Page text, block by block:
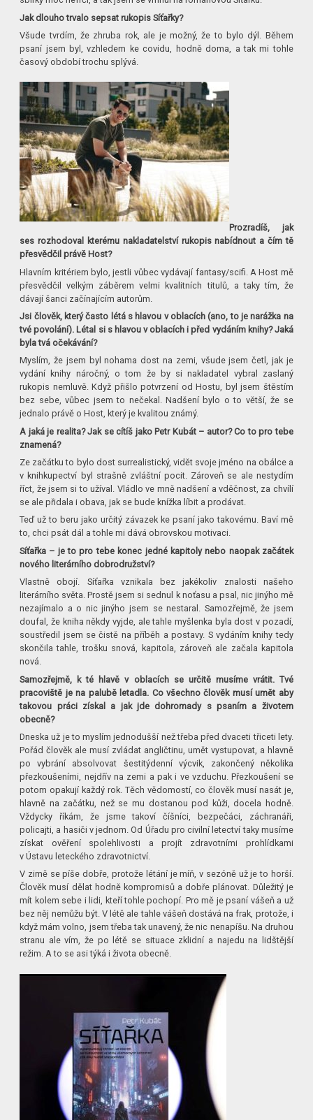
Jak dlouho trvalo sepsat rukopis Síťařky?
Všude tvrdím, že zhruba rok, ale je možný, že to bylo dýl. Během
psaní jsem byl, vzhledem ke covidu, hodně doma, a tak mi tohle
časový období trochu splývá.
Prozradíš, jak
ses rozhodoval kterému nakladatelství rukopis nabídnout a čím tě
přesvědčil právě Host?
Hlavním kritériem bylo, jestli vůbec vydávají fantasy/scifi. A Host mě
přesvědčil velkým záběrem velmi kvalitních titulů, a taky tím, že
dávají šanci začínajícím autorům.
Jsi člověk, který často létá s hlavou v oblacích (ano, to je narážka na
tvé povolání). Létal si s hlavou v oblacích i před vydáním knihy? Jaká
byla tvá očekávání?
Myslím, že jsem byl nohama dost na zemi, všude jsem četl, jak je
vydání knihy náročný, o tom že by si nakladatel vybral zaslaný
rukopis nemluvě. Když přišlo potvrzení od Hostu, byl jsem štěstím
bez sebe, vůbec jsem to nečekal. Nadšení bylo o to větší, že se
jednalo právě o Host, který je kvalitou známý.
A jaká je realita? Jak se cítíš jako Petr Kubát – autor? Co to pro tebe
znamená?
Ze začátku to bylo dost surrealistický, vidět svoje jméno na obálce a
v knihkupectví byl strašně zvláštní pocit. Zároveň se ale nestydím
říct, že jsem si to užíval. Vládlo ve mně nadšení a vděčnost, za chvílí
se ale přidala i obava, jak se bude knížka líbit a prodávat.
Teď už to beru jako určitý závazek ke psaní jako takovému. Baví mě
to, chci psát dál a tohle mi dává obrovskou motivaci.
Síťařka – je to pro tebe konec jedné kapitoly nebo naopak začátek
nového literárního dobrodružství?
Vlastně obojí. Síťařka vznikala bez jakékoliv znalosti našeho
literárního světa. Prostě jsem si sednul k noťasu a psal, nic jinýho mě
nezajímalo a o nic jinýho jsem se nestaral. Samozřejmě, že jsem
doufal, že kniha někdy vyjde, ale tahle myšlenka byla dost v pozadí,
soustředil jsem se čistě na příběh a postavy. S vydáním knihy tedy
skončila tahle, trošku snová, kapitola, zároveň ale začala kapitola
nová.
Samozřejmě, k té hlavě v oblacích se určitě musíme vrátit. Tvé
pracoviště je na palubě letadla. Co všechno člověk musí umět aby
takovou práci získal a jak jde dohromady s psaním a životem
obecně?
Dneska už je to myslím jednodušší než třeba před dvaceti třiceti lety.
Pořád člověk ale musí zvládat angličtinu, umět vystupovat, a hlavně
po vybrání absolvovat šestitýdenní výcvik, zakončený několika
přezkoušeními, nejdřív na zemi a pak i ve vzduchu. Přezkoušení se
potom opakují každý rok. Těch vědomostí, co člověk musí nasát je,
hlavně na začátku, než se mu dostanou pod kůži, docela hodně.
Vždycky říkám, že jsme takoví číšníci, bezpečáci, záchranáři,
policajti, a hasiči v jednom. Od Úřadu pro civilní letectví taky musíme
získat ověření spolehlivosti a projít zdravotními prohlídkami
v Ústavu leteckého zdravotnictví.
V zimě se píše dobře, protože létání je míň, v sezóně už je to horší.
Člověk musí dělat hodně kompromisů a dobře plánovat. Důležitý je
mít kolem sebe i lidi, kteří tohle pochopí. Pro mě je psaní vášeň a už
bez něj nemůžu být. V létě ale tahle vášeň dostává na frak, protože, i
když mám volno, jsem třeba tak unavený, že nic nenapíšu. Na druhou
stranu ale vím, že po létě se situace zklidní a najedu na lidštější
režim. A to se asi týká i života obecně.